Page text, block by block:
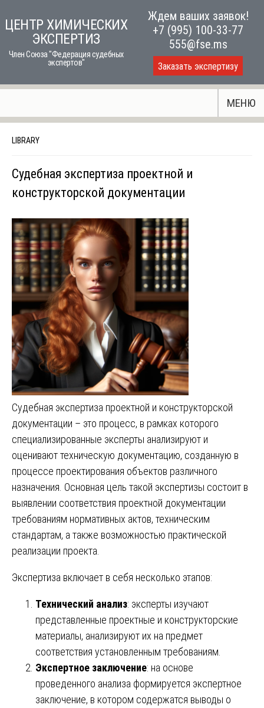
toЦЕНТР ХИМИЧЕСКИХ
ЭКСПЕРТИЗ
Член Союза "Федерация судебных
экспертов"
Ждем ваших заявок!
+7 (995) 100-33-77
555@fse.ms
Заказать экспертизу
МЕНЮ
LIBRARY
Судебная экспертиза проектной и
конструкторской документации
Судебная экспертиза проектной и конструкторской
документации – это процесс, в рамках которого
специализированные эксперты анализируют и
оценивают техническую документацию, созданную в
процессе проектирования объектов различного
назначения. Основная цель такой экспертизы состоит в
выявлении соответствия проектной документации
требованиям нормативных актов, техническим
стандартам, а также возможностью практической
реализации проекта.
Экспертиза включает в себя несколько этапов:
Технический анализ: эксперты изучают
представленные проектные и конструкторские
материалы, анализируют их на предмет
соответствия установленным требованиям.
Экспертное заключение: на основе
проведенного анализа формируется экспертное
заключение, в котором содержатся выводы о